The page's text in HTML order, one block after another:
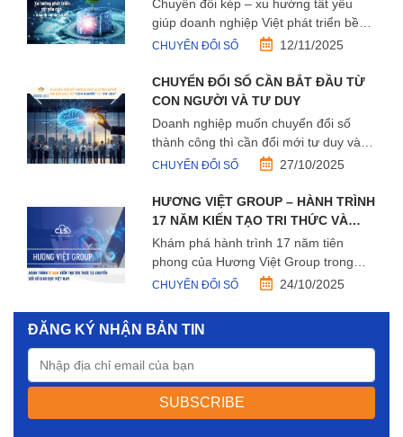
Chuyển đổi kép – xu hướng tất yếu
giúp doanh nghiệp Việt phát triển bền
vững, kết hợp sức mạnh công nghệ và
CHUYỂN ĐỔI SỐ 12/11/2025
CHUYỂN ĐỔI SỐ CẦN BẮT ĐẦU TỪ
CON NGƯỜI VÀ TƯ DUY
Doanh nghiệp muốn chuyển đổi số
thành công thì cần đổi mới tư duy và
nâng cao năng lực con người. LMS và
học tập liên tục.
CHUYỂN ĐỔI SỐ 27/10/2025
HƯƠNG VIỆT GROUP – HÀNH TRÌNH
17 NĂM KIẾN TẠO TRI THỨC VÀ
CHUYỂN ĐỔI SỐ GIÁO DỤC VIỆT
NAM
Khám phá hành trình 17 năm tiên
phong của Hương Việt Group trong
chuyển đổi số giáo dục Việt Nam – từ
tạo số cho doanh nghiệp.
CHUYỂN ĐỔI SỐ 24/10/2025
ĐĂNG KÝ NHẬN BẢN TIN
SUBSCRIBE